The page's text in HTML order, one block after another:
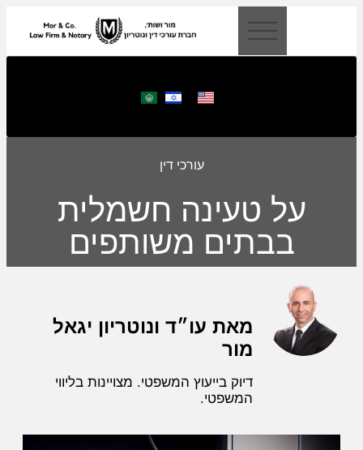
עורכי דין
על טעינה חשמלית
בבתים משותפים
מאת עו״ד ונוטריון יגאל
מור
דיוק בייעוץ המשפטי. מצויינות בליווי
המשפטי.